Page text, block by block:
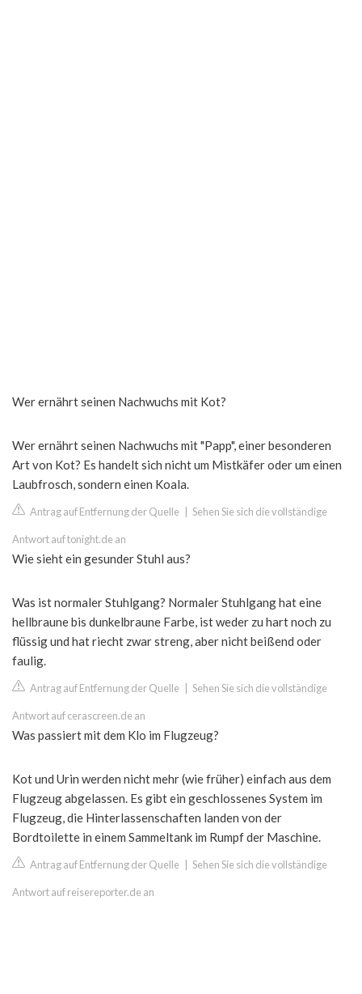
Wer ernährt seinen Nachwuchs mit Kot?
Wer ernährt seinen Nachwuchs mit "Papp", einer besonderen
Art von Kot? Es handelt sich nicht um Mistkäfer oder um einen
Laubfrosch, sondern einen Koala.
Antrag auf Entfernung der Quelle Sehen Sie sich die vollständige
Antwort auf tonight.de an
Wie sieht ein gesunder Stuhl aus?
Was ist normaler Stuhlgang? Normaler Stuhlgang hat eine
hellbraune bis dunkelbraune Farbe, ist weder zu hart noch zu
flüssig und hat riecht zwar streng, aber nicht beißend oder
faulig.
Antrag auf Entfernung der Quelle Sehen Sie sich die vollständige
Antwort auf cerascreen.de an
Was passiert mit dem Klo im Flugzeug?
Kot und Urin werden nicht mehr (wie früher) einfach aus dem
Flugzeug abgelassen. Es gibt ein geschlossenes System im
Flugzeug, die Hinterlassenschaften landen von der
Bordtoilette in einem Sammeltank im Rumpf der Maschine.
Antrag auf Entfernung der Quelle Sehen Sie sich die vollständige
Antwort auf reisereporter.de an